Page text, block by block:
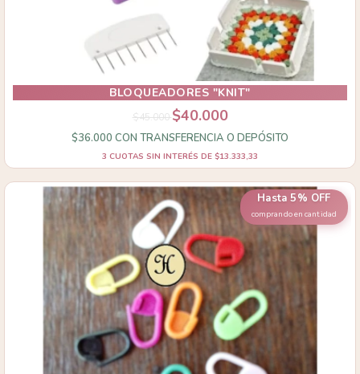
BLOQUEADORES "KNIT"
$45.000$40.000
$36.000 CON TRANSFERENCIA O DEPÓSITO
3 CUOTAS SIN INTERÉS DE $13.333,33
Hasta 5% OFF
comprando en cantidad